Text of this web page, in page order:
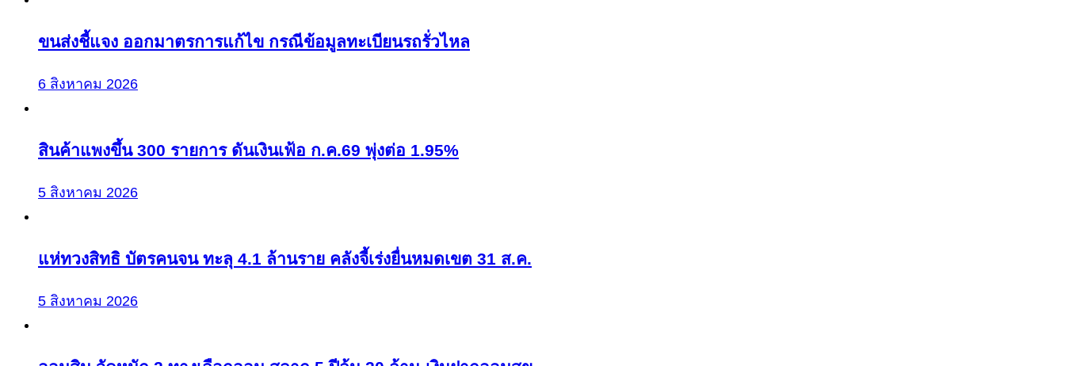
ขนส่งชี้แจง ออกมาตรการแก้ไข กรณีข้อมูลทะเบียนรถรั่วไหล
6 สิงหาคม 2026
สินค้าแพงขึ้น 300 รายการ ดันเงินเฟ้อ ก.ค.69 พุ่งต่อ 1.95%
5 สิงหาคม 2026
แห่ทวงสิทธิ บัตรคนจน ทะลุ 4.1 ล้านราย คลังจี้เร่งยื่นหมดเขต 31 ส.ค.
5 สิงหาคม 2026